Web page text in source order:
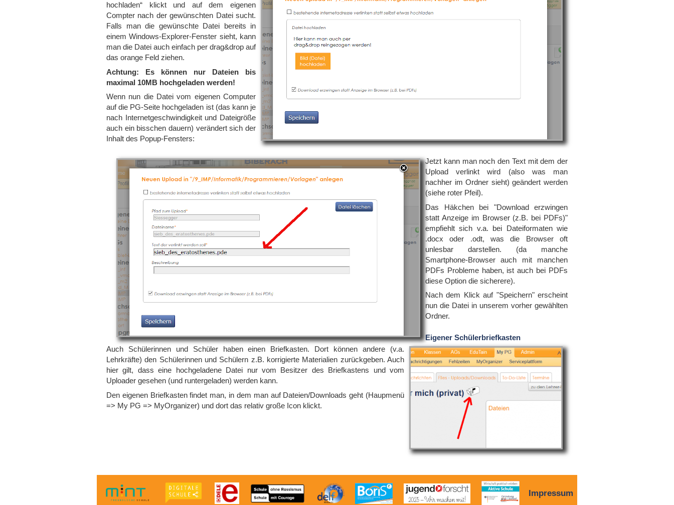
hochladen“ klickt und auf dem eigenen
Compter nach der gewünschten Datei sucht.
Falls man die gewünschte Datei bereits in
einem Windows-Explorer-Fenster sieht, kann
man die Datei auch einfach per drag&drop auf
das orange Feld ziehen.
Achtung: Es können nur Dateien bis
maximal 10MB hochgeladen werden!
Wenn nun die Datei vom eigenen Computer
auf die PG-Seite hochgeladen ist (das kann je
nach Internetgeschwindigkeit und Dateigröße
auch ein bisschen dauern) verändert sich der
Inhalt des Popup-Fensters:
Jetzt kann man noch den Text mit dem der
Upload verlinkt wird (also was man
nachher im Ordner sieht) geändert werden
(siehe roter Pfeil).
Das Häkchen bei "Download erzwingen
statt Anzeige im Browser (z.B. bei PDFs)"
empfiehlt sich v.a. bei Dateiformaten wie
.docx oder .odt, was die Browser oft
unlesbar darstellen. (da manche
Smartphone-Browser auch mit manchen
PDFs Probleme haben, ist auch bei PDFs
diese Option die sicherere).
Nach dem Klick auf "Speichern" erscheint
nun die Datei in unserem vorher gewählten
Ordner.
Eigener Schülerbriefkasten
Auch Schülerinnen und Schüler haben einen Briefkasten. Dort können andere (v.a.
Lehrkräfte) den Schülerinnen und Schülern z.B. korrigierte Materialien zurückgeben. Auch
hier gilt, dass eine hochgeladene Datei nur vom Besitzer des Briefkastens und vom
Uploader gesehen (und runtergeladen) werden kann.
Den eigenen Briefkasten findet man, in dem man auf Dateien/Downloads geht (Haupmenü
=> My PG => MyOrganizer) und dort das relativ große Icon klickt.
Impressum